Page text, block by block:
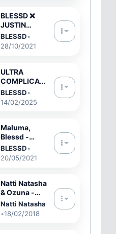
BLESSD ❌
JUSTIN
QUILES ❌
LENNY
TAVAREZ | 💥
OFFICIAL
VIDEO )
BLESSD•
28/10/2021
ULTRA
COMPLICAD
O REMIX
(VIDEO
OFICIAL) |
KENNY DIE ❌
KRIS R FEAT
SEBAS
BLESSD•
14/02/2025
Maluma,
Blessd -
Imposible
Remix
(Official
Song 2021
BLESSD•
20/05/2021
Natti Natasha
& Ozuna -
Criminal
(versuri în
română)
Natti Natasha
•18/02/2018